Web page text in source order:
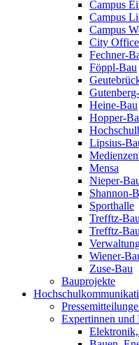
Campus
Campus
Campus
City Office
Fechner-
Föppl-Bau
Heine-Bau
Hopper-
Lipsius-
Mensa
Nieper-
Shannon-
Sporthalle
Trefftz-Bau
Trefftz-
Wiener-
Zuse-Bau
Bauprojekte
Expertinnen und